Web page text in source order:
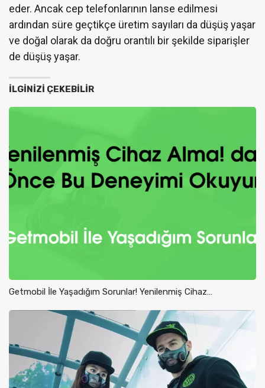
eder. Ancak cep telefonlarının lanse edilmesi
ardından süre geçtikçe üretim sayıları da düşüş yaşar
ve doğal olarak da doğru orantılı bir şekilde siparişler
de düşüş yaşar.
İLGINIZI ÇEKEBILIR
Getmobil İle Yaşadığım Sorunlar! Yenilenmiş Cihaz…